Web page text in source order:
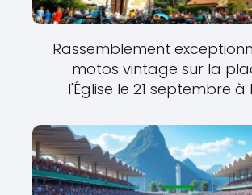
Rassemblement
motos vintage sur la
l'Église le 21 septembre à